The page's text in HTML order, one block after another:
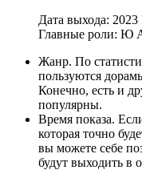
Дата выхода:
Главные роли: Ю
Жанр. По
пользуются
Конечно, есть и
популярны.
Время показа.
которая точно
вы можете себе
будут выходить в